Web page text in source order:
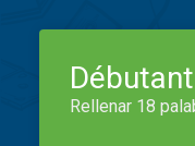
Débutant
Rellenar 18